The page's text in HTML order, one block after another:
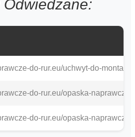
do-rur.eu/uchwyt-do-
do-rur.eu/opaska-naprawcza-
do-rur.eu/opaska-naprawcza-